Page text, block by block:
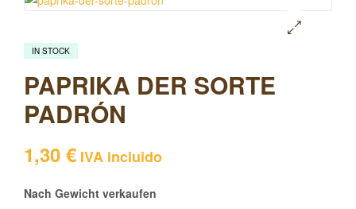
IN STOCK
PAPRIKA DER SORTE
PADRÓN
1,30 € IVA incluido
Nach Gewicht verkaufen